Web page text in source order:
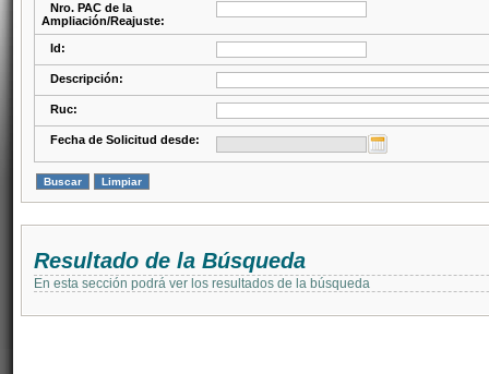
Nro. PAC de la
Ampliación/Reajuste:
Id:
Descripción:
Ruc:
Fecha de Solicitud desde:
Resultado de la Búsqueda
En esta sección podrá ver los resultados de la búsqueda